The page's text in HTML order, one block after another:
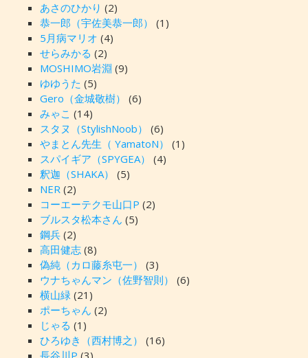
あさのひかり (2)
恭一郎（宇佐美恭一郎）
(1)
5月病マリオ (4)
せらみかる (2)
MOSHIMO岩淵 (9)
ゆゆうた (5)
Gero（金城敬樹）
(6)
みゃこ (14)
スタヌ（StylishNoob）
(6)
やまとん先生（ YamatoN）
(1)
スパイギア（SPYGEA）
(4)
釈迦（SHAKA）
(5)
NER (2)
コーエーテクモ山口P (2)
ブルスタ松本さん (5)
鋼兵(2)
高田健志(8)
偽純（カロ藤糸屯一）
(3)
ウナちゃんマン（佐野智則）
(6)
横山緑 (21)
ポーちゃん (2)
じゃる (1)
ひろゆき（西村博之）
(16)
長谷川P (3)